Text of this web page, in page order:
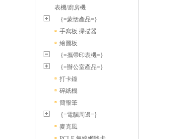
表機/廚房機
{=蒙恬產品=}
手寫板.掃描器
繪圖板
{=攜帶印表機=}
{=辦公室產品=}
打卡鐘
碎紙機
簡報筆
{=電腦周邊=}
麥克風